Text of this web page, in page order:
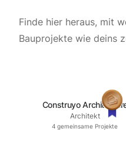
Finde hier heraus, mit
Bauprojekte wie deins
Construyo
Architekt
4 gemeinsame Projekte